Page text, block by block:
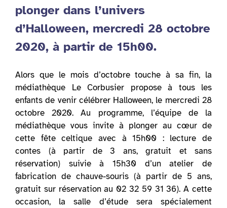
plonger dans l’univers
d’Halloween, mercredi 28 octobre
2020, à partir de 15h00.
Alors que le mois d’octobre touche à sa fin, la
médiathèque Le Corbusier propose à tous les
enfants de venir célébrer Halloween, le mercredi 28
octobre 2020. Au programme, l’équipe de la
médiathèque vous invite à plonger au cœur de
cette fête celtique avec à 15h00 : lecture de
contes (à partir de 3 ans, gratuit et sans
réservation) suivie à 15h30 d’un atelier de
fabrication de chauve-souris (à partir de 5 ans,
gratuit sur réservation au 02 32 59 31 36). A cette
occasion, la salle d’étude sera spécialement